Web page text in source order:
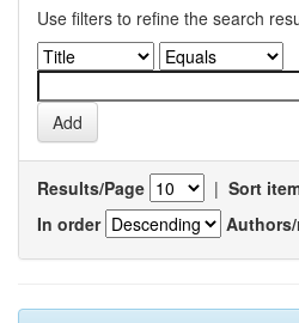
Use filters to refine the search
Results/Page | Sort
In order